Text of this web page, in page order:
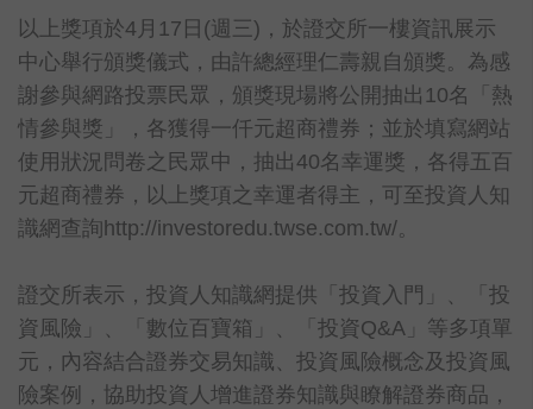
以上獎項於4月17日(週三)，於證交所一樓資訊展示
中心舉行頒獎儀式，由許總經理仁壽親自頒獎。為感
謝參與網路投票民眾，頒獎現場將公開抽出10名「熱
情參與獎」，各獲得一仟元超商禮券；並於填寫網站
使用狀況問卷之民眾中，抽出40名幸運獎，各得五百
元超商禮券，以上獎項之幸運者得主，可至投資人知
識網查詢http://investoredu.twse.com.tw/。
證交所表示，投資人知識網提供「投資入門」、「投
資風險」、「數位百寶箱」、「投資Q&A」等多項單
元，內容結合證券交易知識、投資風險概念及投資風
險案例，協助投資人增進證券知識與瞭解證券商品，